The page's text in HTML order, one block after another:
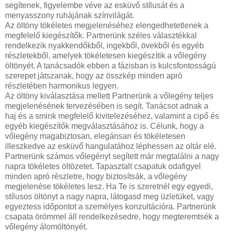
segítenek, figyelembe véve az esküvő stílusát és a
menyasszony ruhájának színvilágát.
Az öltöny tökéletes megjelenéséhez elengedhetetlenek a
megfelelő kiegészítők. Partnerünk széles választékkal
rendelkezik nyakkendőkből, ingekből, övekből és egyéb
részletekből, amelyek tökéletesen kiegészítik a vőlegény
öltönyét. A tanácsadók ebben a fázisban is kulcsfontosságú
szerepet játszanak, hogy az összkép minden apró
részletében harmonikus legyen.
Az öltöny kiválasztása mellett Partnerünk a vőlegény teljes
megjelenésének tervezésében is segít. Tanácsot adnak a
haj és a smink megfelelő kivitelezéséhez, valamint a cipő és
egyéb kiegészítők megválasztásához is. Célunk, hogy a
vőlegény magabiztosan, elegánsan és tökéletesen
illeszkedve az esküvő hangulatához léphessen az oltár elé.
Partnerünk számos vőlegényt segített már megtalálni a nagy
napra tökéletes öltözetet. Tapasztalt csapatuk odafigyel
minden apró részletre, hogy biztosítsák, a vőlegény
megjelenése tökéletes lesz. Ha Te is szeretnél egy egyedi,
stílusos öltönyt a nagy napra, látogasd meg üzletüket, vagy
egyeztess időpontot a személyes konzultációra. Partnerünk
csapata örömmel áll rendelkezésedre, hogy megteremtsék a
vőlegény álomöltönyét.